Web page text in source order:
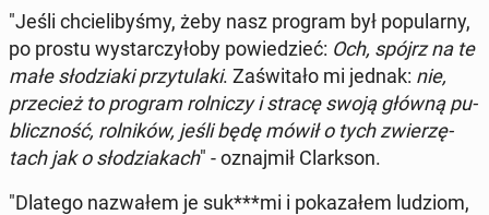
"Jeśli chcie­li­by­śmy, żeby nasz program był po­pu­lar­ny,
po prostu wy­star­czy­ło­by po­wie­dzieć: Och, spójrz na te
małe sło­dzia­ki przy­tu­la­ki. Za­świ­ta­ło mi jednak: nie,
prze­cież to program rol­ni­czy i stracę swoją główną pu­
blicz­ność, rol­ni­ków, jeśli będę mówił o tych zwie­rzę­
tach jak o sło­dzia­kach" - oznaj­mił Clark­son.
"Dlatego na­zwa­łem je suk***mi i po­ka­za­łem ludziom,